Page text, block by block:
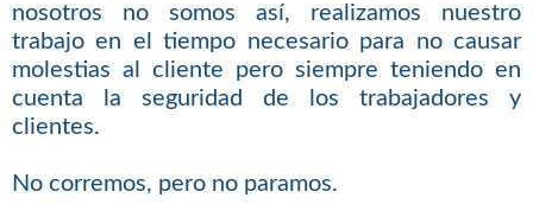
nosotros no somos así, realizamos nuestro
trabajo en el tiempo necesario para no causar
molestias al cliente pero siempre teniendo en
cuenta la seguridad de los trabajadores y
clientes.
No corremos, pero no paramos.